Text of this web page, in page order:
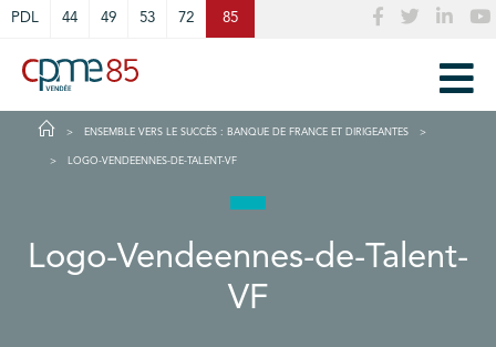
PDL 44 49 53 72 85
ENSEMBLE VERS LE SUCCÈS : BANQUE DE FRANCE ET DIRIGEANTES
LOGO-VENDEENNES-DE-TALENT-VF
Logo-Vendeennes-de-Talent-
VF
Cookies management panel